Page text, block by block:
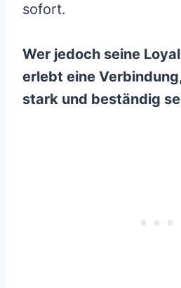
sofort.
Wer jedoch seine
erlebt eine
stark und beständig